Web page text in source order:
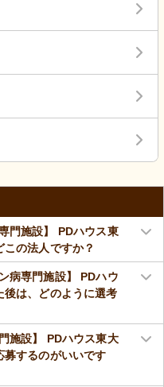
門施設】 PDハウス東
の法人ですか？
病専門施設】 PDハウ
後は、どのように選考
施設】 PDハウス東大
募するのがいいです